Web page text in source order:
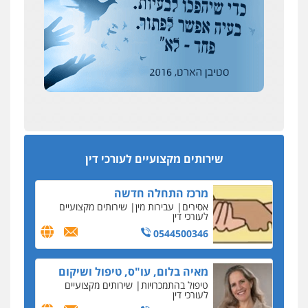
שירותים מקצועיים לעורכי דין
רונן הלל – מוניטין
מחיקת כתבות מגוגל ודחיקת אזכורים
שירותים מקצועיים לעורכי דין
0522508109
מקצועיים לעורכי דין
מרכז התחלה חדשה
אסירים עבירות מין שירותים מקצועיים
לעורכי דין
0544500346
מאיה בלום, עו"ס, טיפול ושיקום
טיפול בהתמכרויות שירותים מקצועיים
לעורכי דין
כחבר ועדת איסור הלבנת הון בלשכת עורכי הדין
194 עורכי הדין החדשים
אחרי המלחמה: הוסמכו בירושלים עורכות ועורכי
עסקה חמה
כתב האישום נגד עו"ד עידן דביר: האונס והמחירון
לאקטים מיניים
כתב אישום: יו"ר ש"ס לשעבר בחיפה וסינדיקאט
ההלוואות של משפחת הרינג
הפרקליטות: הרב נתנאל חייק ואביו הרב אריה חייק
שמשו אנשי
החשוד ברצח עו"ד ארבל פלדמן טען לרקע נפשי
ושתק בחקירתו
בבית המשפט התברר כי לחשוד, אחמד אלרג'וב